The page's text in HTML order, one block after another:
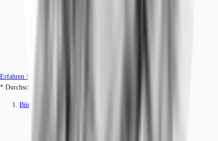
Erfahren Sie mehr
* Durchschnittspreis auf Grundlage historischer Transaktionen.
Büros